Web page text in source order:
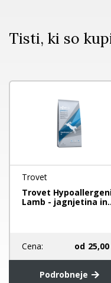
Tisti, ki so
Trovet
Trovet
Lamb - jagnjetina
Cena: od
Podrobneje